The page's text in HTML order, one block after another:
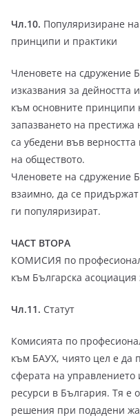
Чл.10. Популяризиране
принципи и практики
Членовете на сдружение
изказвания за дейността
към основните принципи
запазването на
са убедени във
на обществото.
Членовете на сдружение
взаимно, да се
ги популяризират.
ЧАСТ ВТОРА
КОМИСИЯ по
към Българска
Чл.11. Статут
Комисията по
към БАУХ, чиято цел е да
сферата на
ресурси в България. Тя е
решения при подадени